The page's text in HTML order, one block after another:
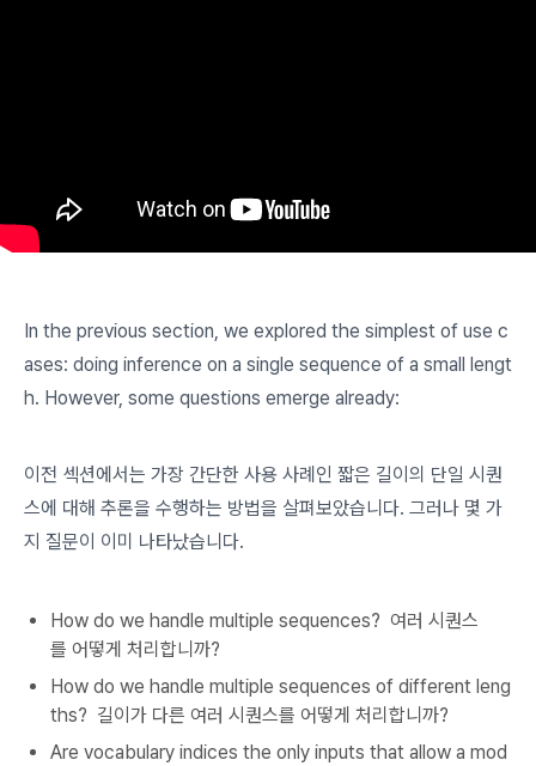
In the previous section, we explored the simplest of use c
ases: doing inference on a single sequence of a small lengt
h. However, some questions emerge already:
이전 섹션에서는 가장 간단한 사용 사례인 짧은 길이의 단일 시퀀
스에 대해 추론을 수행하는 방법을 살펴보았습니다. 그러나 몇 가
지 질문이 이미 나타났습니다.
How do we handle multiple sequences? 여러 시퀀스
를 어떻게 처리합니까?
How do we handle multiple sequences of different leng
ths? 길이가 다른 여러 시퀀스를 어떻게 처리합니까?
Are vocabulary indices the only inputs that allow a mod